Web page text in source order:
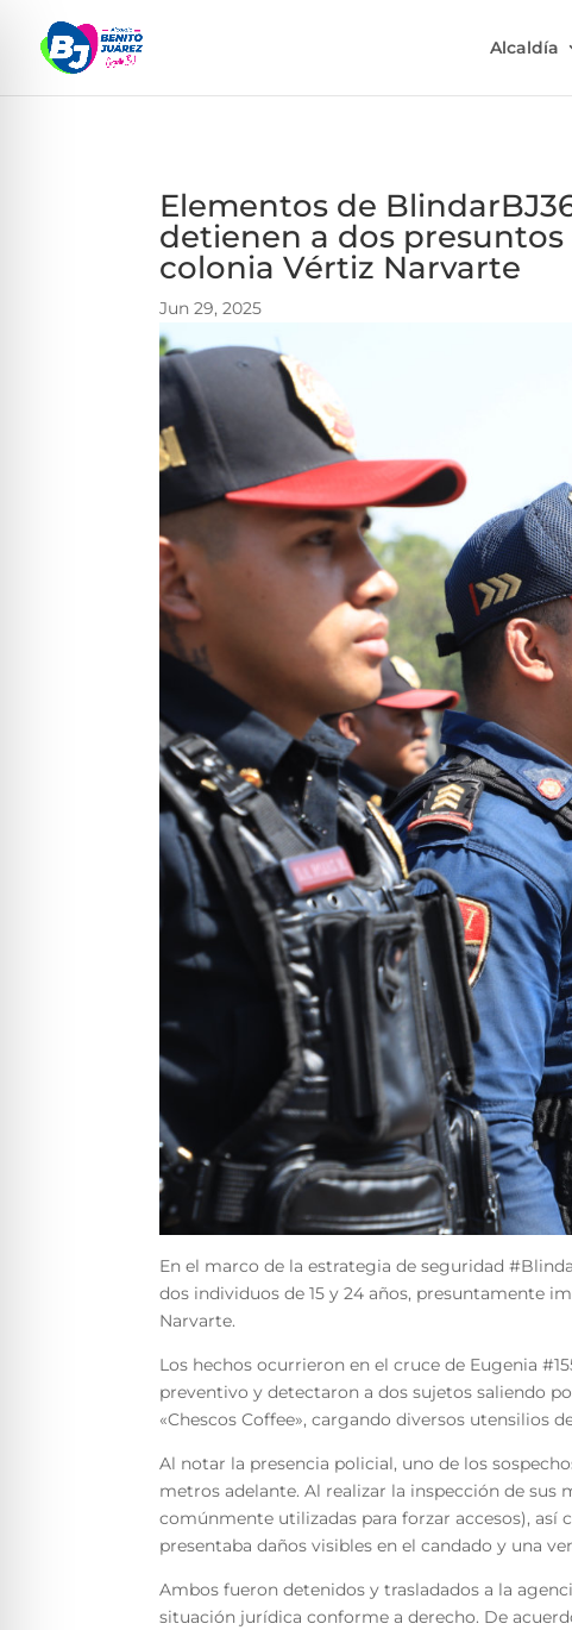
Alcaldía
Elementos de
detienen a dos
colonia Vértiz Narvarte
Jun 29, 2025
En el marco de la estrategia de seguridad
dos individuos de 15 y 24 años, presuntamente
Narvarte.
Los hechos ocurrieron en el cruce de Eugenia
preventivo y detectaron a dos sujetos saliendo
«Chescos Coffee», cargando diversos utensilios
Al notar la presencia policial, uno de los
metros adelante. Al realizar la inspección de sus
comúnmente utilizadas para forzar accesos),
presentaba daños visibles en el candado y una
Ambos fueron detenidos y trasladados a la
situación jurídica conforme a derecho. De